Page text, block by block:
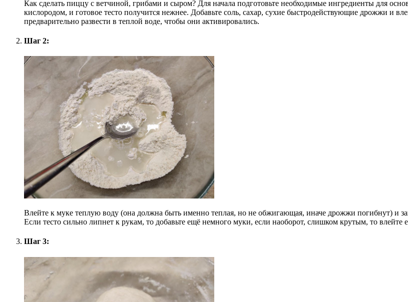
Как сделать пиццу с ветчиной, грибами и сыром? Для начала подготовьте необходимые ингредиенты для
кислородом, и готовое тесто получится нежнее. Добавьте соль, сахар, сухие быстродействующие дрожжи и
предварительно развести в теплой воде, чтобы они активировались.
Шаг 2:
Влейте к муке теплую воду (она должна быть именно теплая, но не обжигающая, иначе дрожжи погибнут) и
Если тесто сильно липнет к рукам, то добавьте ещё немного муки, если наоборот, слишком крутым, то
Шаг 3: